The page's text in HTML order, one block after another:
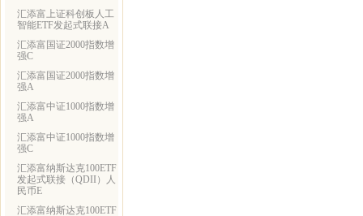
汇添富上证科创板人工
智能ETF发起式联接A
汇添富国证2000指数增
强C
汇添富国证2000指数增
强A
汇添富中证1000指数增
强A
汇添富中证1000指数增
强C
汇添富纳斯达克100ETF
发起式联接（QDII）人
民币E
汇添富纳斯达克100ETF